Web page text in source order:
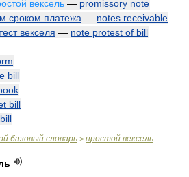
вексель — promissory note
сроком платежа — notes receivable
векселя — note protest of bill
bill
bill
базовый словарь > простой вексель